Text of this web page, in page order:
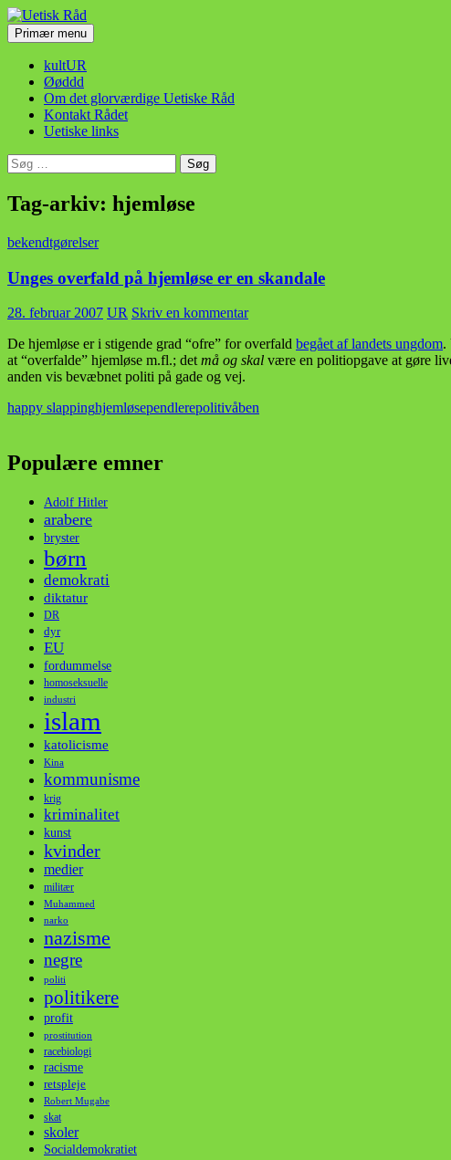
Hop
til
indhold
Uetisk Råd
SøgPrimær menu
kultUR
Øøddd
Om det glorværdige Uetiske Råd
Kontakt Rådet
Uetiske links
Søg
efter:
Tag-arkiv: hjemløse
bekendtgørelser
Unges overfald på hjemløse er en skandale
28. februar 2007 UR Skriv en kommentar
De hjemløse er i stigende grad “ofre” for overfald begået af landets ungdom.
at “overfalde” hjemløse m.fl.; det må og skal være en politiopgave at gøre
anden vis bevæbnet politi på gade og vej.
happy slappinghjemløsependlerepolitivåben
Populære emner
Adolf Hitler
arabere
bryster
børn
demokrati
diktatur
DR
dyr
EU
fordummelse
homoseksuelle
industri
islam
katolicisme
Kina
kommunisme
krig
kriminalitet
kunst
kvinder
medier
militær
Muhammed
narko
nazisme
negre
politi
politikere
profit
prostitution
racebiologi
racisme
retspleje
Robert Mugabe
skat
skoler
Socialdemokratiet